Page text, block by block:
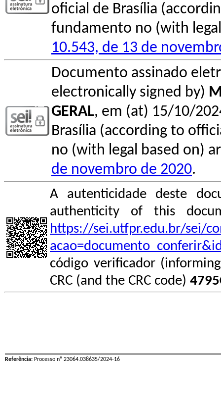
oficial de Brasília
fundamento no (with
10.543, de 13 de
Documento assinado
electronically signed by)
GERAL, em (at) 15/10/
Brasília (according to
no (with legal based on)
de novembro de 2020.
A autenticidade deste
authenticity of this
https://sei.utfpr.edu.br/sei/
código verificador
CRC (and the CRC code)
Referência: Processo nº 23064.038635/2024-16